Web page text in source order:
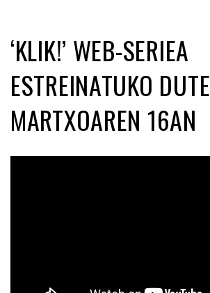
‘KLIK!’ WEB-SERIEA
ESTREINATUKO DUTE
MARTXOAREN 16AN